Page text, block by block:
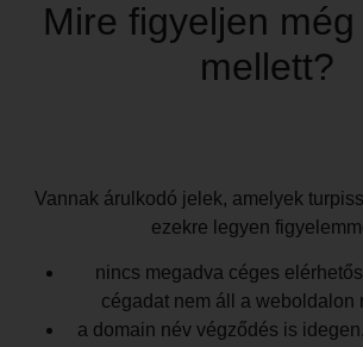
Mire figyeljen
mellett?
Vannak árulkodó jelek, amelyek
ezekre legyen
nincs megadva céges
cégadat nem áll a weboldalon
a domain név végződés is